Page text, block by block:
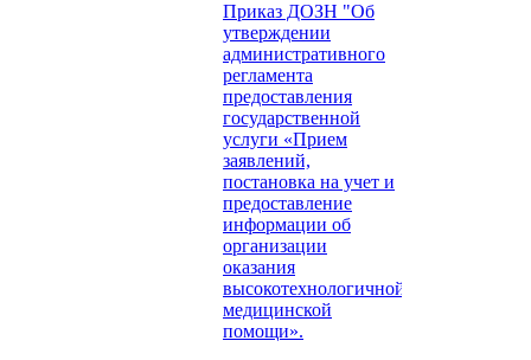
Приказ ДОЗН "Об
утверждении
административного
регламента
предоставления
государственной
услуги «Прием
заявлений,
постановка на учет и
предоставление
информации об
организации
оказания
высокотехнологичной
медицинской
помощи».